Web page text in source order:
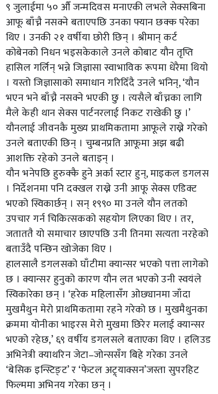
९ जुलाईमा ५० औँ जन्मदिवस मनाएकी लभले सेक्सबिना
आफू बाँच्नै नसक्ने बताएपछि उनका फ्यान छक्क परेका
थिए । उनकी २१ वर्षीया छोरी छिन् । श्रीमान् कर्ट
कोबेनको निधन भइसकेकाले उनले कोबाट यौन तृप्ति
हासिल गर्लिन् भन्ने जिज्ञासा स्वाभाविक रूपमा धेरैमा थियो
। यस्तो जिज्ञासाको समाधान गरिदिँदै उनले भनिन्, ‘यौन
भएन भने बाँच्नै नसक्ने भएकी छु । त्यसैले बाँच्नका लागि
मैले केही थान सेक्स पार्टनरलाई निकट राखेकी छु ।’
यौनलाई जीवनकै मुख्य प्राथमिकतामा आफूले राख्ने गरेको
उनले बताएकी छिन् । चुम्बनप्रति आफूमा अझ बढी
आशक्ति रहेको उनले बताइन् ।
यौन भनेपछि हुरुक्कै हुने अर्का स्टार हुन्, माइकल डगलस
। निर्देशनमा पनि दक्खल राख्ने उनी आफू सेक्स एडिक्ट
भएको स्विकार्छन् । सन् १९९० मा उनले यौन लतको
उपचार गर्न चिकित्सकको सहयोग लिएका थिए । तर,
जताततै यो समाचार छाएपछि उनी तिनमा सत्यता नरहेको
बताउँदै पन्छिन खोजेका थिए ।
हालसालै डगलसको घाँटीमा क्यान्सर भएको पत्ता लागेको
छ । क्यान्सर हुनुको कारण यौन लत भएको उनी स्वयंले
स्विकारेका छन् । ‘हरेक महिलासँग ओछ्यानमा जाँदा
मुखमैथुन मेरो प्राथमिकतामा रहने गरेको छ । मुखमैथुनका
क्रममा योनीका भाइरस मेरो मुखमा छिरेर मलाई क्यान्सर
भएको रहेछ,’ ६९ वर्षीय डगलसले बताएका थिए । हलिउड
अभिनेत्री क्याथरिन जेटा–जोन्ससँग बिहे गरेका उनले
‘बेसिक इन्स्टिङ्ट’ र ‘फेटल अट्र्याक्सन’जस्ता सुपरहिट
फिल्ममा अभिनय गरेका छन् ।